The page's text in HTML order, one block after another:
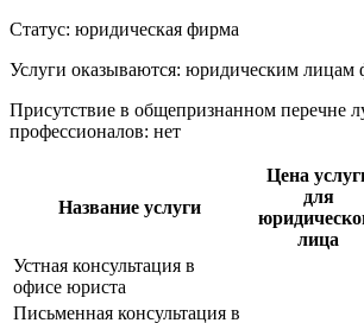
Статус: юридическая фирма
Услуги оказываются: юридическим лицам
Присутствие в общепризнанном перечне
профессионалов: нет
Название услуги
Цена
для
лица
Устная консультация в
офисе юриста
Письменная консультация в